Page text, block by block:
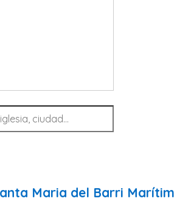
TenerifeMaria del Barri Marítim